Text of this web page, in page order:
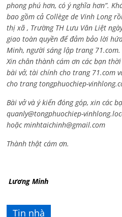
phong phú hơn, có ý nghĩa hơn”.
bao gồm cả Collège de Vinh Long
thị xã , Trường TH Lưu Văn Liệt
giao toàn quyền để đảm bảo lời
Minh, người sáng lập trang 71.com.
Xin chân thành cám ơn các bạn
bài vở, tài chính cho trang 71.com
cho trang tongphuochiep-
Bài vở và ý kiến đóng góp, xin các
quanly@tongphuochiep-
hoặcminhtaichinh@gmail.com
Thành thật cám ơn.
Lương Minh
Tin nhà